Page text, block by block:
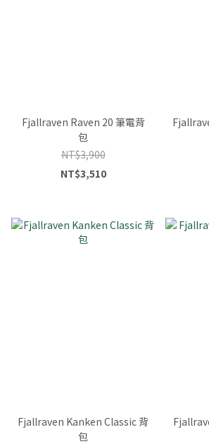
Fjallraven Raven 20 筆電背
包
NT$3,900
NT$3,510
Fjallraven Kanken Classic 背
包